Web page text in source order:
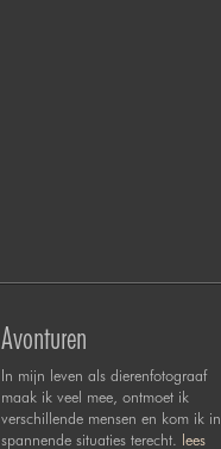
Avonturen
In mijn leven als dierenfotograaf
maak ik veel mee, ontmoet ik
verschillende mensen en kom ik in
spannende situaties terecht. lees